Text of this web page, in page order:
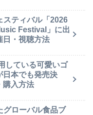
スティバル「2026
Festival」に出
日・視聴方法
している可愛いゴ
日本でも発売決
購入方法
グローバル食品ブ